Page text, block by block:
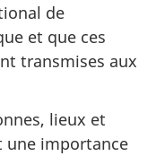
de
et que ces
transmises aux
lieux et
une importance